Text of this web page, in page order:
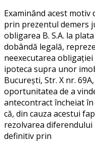
Examinând acest
prin prezentul demers
obligarea B. S.A. la
dobândă legală,
neexecutarea
ipoteca supra unor
Bucureşti, Str. X nr.
oportunitatea de a
antecontract încheiat
că, din cauza acestui
rezolvarea
definitiv prin